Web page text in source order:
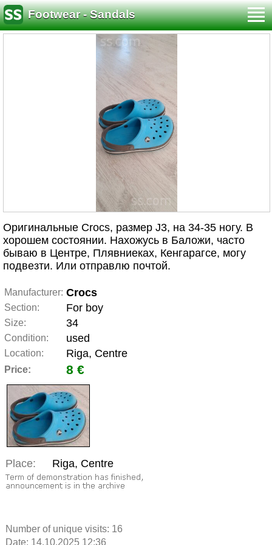
Footwear - Sandals
Оригинальные Crocs, размер J3, на 34-35 ногу. В
хорошем состоянии. Нахожусь в Баложи, часто
бываю в Центре, Плявниеках, Кенгарагсе, могу
подвезти. Или отправлю почтой.
Manufacturer: Crocs
Section: For boy
Size: 34
Condition: used
Location: Riga, Centre
Price: 8 €
Place: Riga, Centre
Number of unique visits: 16
Date: 14.10.2025 12:36